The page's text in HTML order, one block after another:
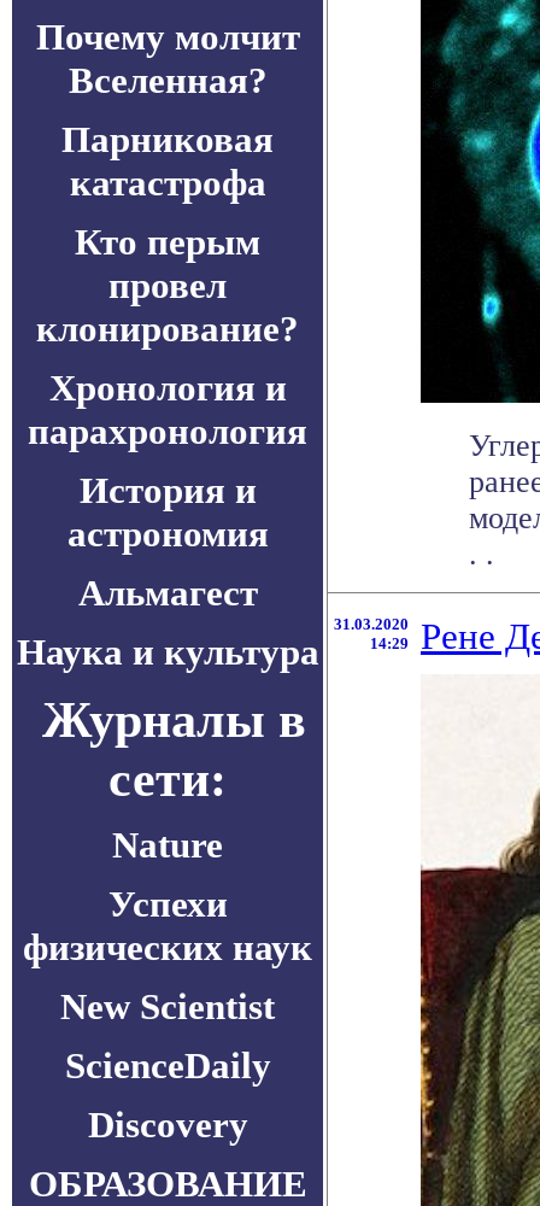
Почему молчит
Вселенная?
Парниковая
катастрофа
Кто перым
провел
клонирование?
Хронология и
парахронология
История и
астрономия
Альмагест
Наука и культура
Журналы в
сети:
Nature
Успехи
физических наук
New Scientist
ScienceDaily
Discovery
ОБРАЗОВАНИЕ
. .
31.03.2020
14:29
Рене